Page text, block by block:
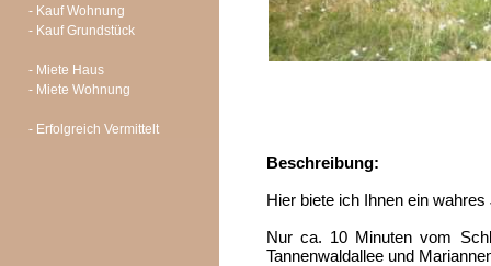
Beschreibung:
Hier biete ich Ihnen ein wahres
Nur ca. 10 Minuten vom
Tannenwaldallee und
- Kauf Wohnung
- Kauf Grundstück
- Miete Haus
- Miete Wohnung
- Erfolgreich Vermittelt